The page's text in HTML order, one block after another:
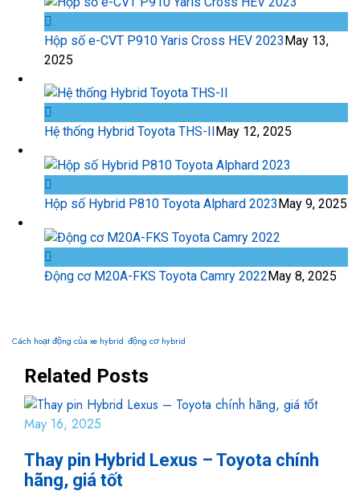
Hộp số e-CVT P910 Yaris Cross HEV 2023May 13,
2025
Hệ thống Hybrid Toyota THS-II May 12, 2025
Hộp số Hybrid P810 Toyota Alphard 2023May 9, 2025
Động cơ M20A-FKS Toyota Camry 2022May 8, 2025
Cách hoạt động của xe hybrid động cơ hybrid
Related Posts
May 16, 2025
Thay pin Hybrid Lexus – Toyota chính
hãng, giá tốt